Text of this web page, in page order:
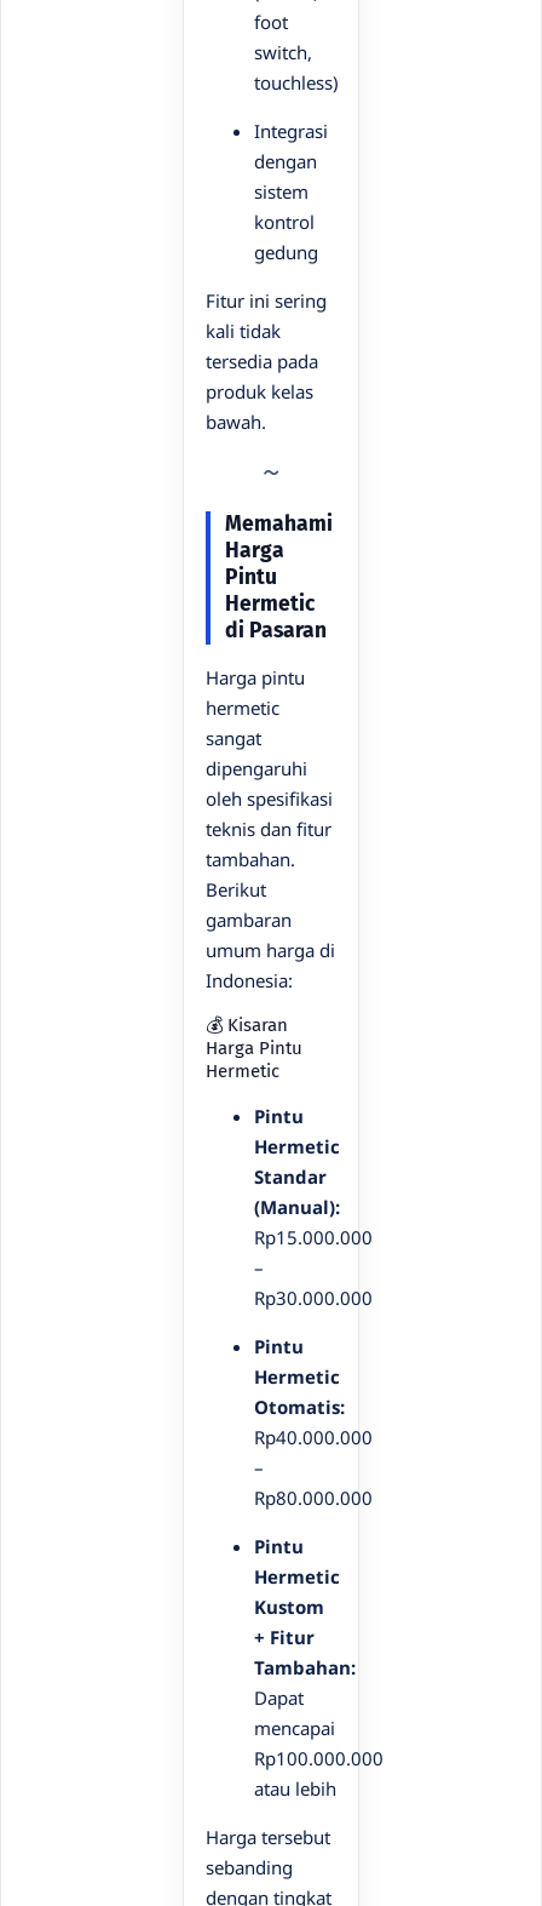
foot
switch,
touchless)
Integrasi
dengan
sistem
kontrol
gedung
Fitur ini sering
kali tidak
tersedia pada
produk kelas
bawah.
Memahami
Harga
Pintu
Hermetic
di Pasaran
Harga pintu
hermetic
sangat
dipengaruhi
oleh spesifikasi
teknis dan fitur
tambahan.
Berikut
gambaran
umum harga di
Indonesia:
💰 Kisaran
Harga Pintu
Hermetic
Pintu
Hermetic
Standar
(Manual):
Rp15.000.000
–
Rp30.000.000
Pintu
Hermetic
Otomatis:
Rp40.000.000
–
Rp80.000.000
Pintu
Hermetic
Kustom
+ Fitur
Tambahan:
Dapat
mencapai
Rp100.000.000
atau lebih
Harga tersebut
sebanding
dengan tingkat